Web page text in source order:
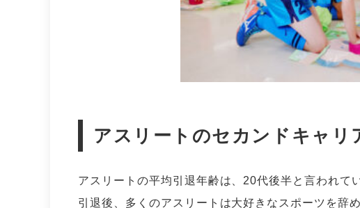
アスリートのセカンドキャリ
アスリートの平均引退年齢は、20代後半と言われて
引退後、多くのアスリートは大好きなスポーツを辞